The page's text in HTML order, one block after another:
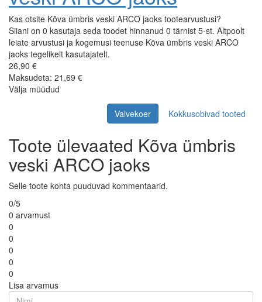
Kas otsite Kõva ümbris veski ARCO jaoks tootearvustusi?
Siiani on 0 kasutaja seda toodet hinnanud 0 tärnist 5-st. Altpoolt
leiate arvustusi ja kogemusi teenuse Kõva ümbris veski ARCO
jaoks tegelikelt kasutajatelt.
26,90 €
Maksudeta: 21,69 €
Välja müüdud
Valvekoer Kokkusobivad tooted
Toote ülevaated Kõva ümbris
veski ARCO jaoks
Selle toote kohta puuduvad kommentaarid.
0/5
0 arvamust
0
0
0
0
0
Lisa arvamus